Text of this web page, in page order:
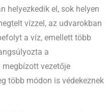
helyezkedik el, sok helyen
vízzel, az udvarokban
a víz, emellett több
a
vezetője
több módon is védekeznek